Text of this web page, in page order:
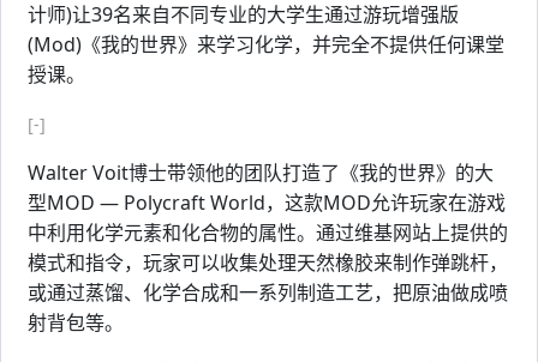
计师)让39名来自不同专业的大学生通过游玩增强版
(Mod)《我的世界》来学习化学，并完全不提供任何课堂
授课。
[-]
Walter Voit博士带领他的团队打造了《我的世界》的大
型MOD — Polycraft World，这款MOD允许玩家在游戏
中利用化学元素和化合物的属性。通过维基网站上提供的
模式和指令，玩家可以收集处理天然橡胶来制作弹跳杆，
或通过蒸馏、化学合成和一系列制造工艺，把原油做成喷
射背包等。